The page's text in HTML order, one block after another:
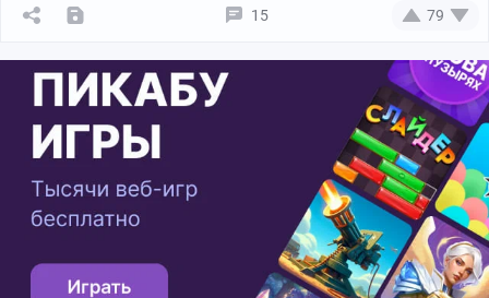
15 79